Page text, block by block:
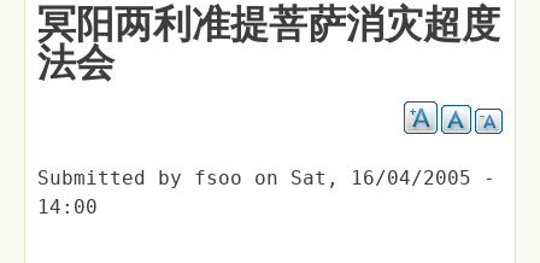
冥阳两利准提菩萨消灾超度
法会
Submitted by fsoo on Sat, 16/04/2005 -
14:00